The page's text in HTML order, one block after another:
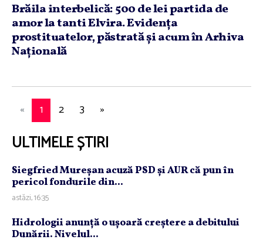
Brăila interbelică: 500 de lei partida de
amor la tanti Elvira. Evidenţa
prostituatelor, păstrată şi acum în Arhiva
Naţională
« 1 2 3 »
ULTIMELE ȘTIRI
Siegfried Mureşan acuză PSD şi AUR că pun în
pericol fondurile din...
astăzi, 16:35
Hidrologii anunţă o uşoară creştere a debitului
Dunării. Nivelul...